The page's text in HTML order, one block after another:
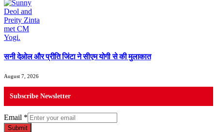
सनी देओल और प्रीति जिंटा ने सीएम योगी से की मुलाकात
August 7, 2026
Subscribe Newsletter
Email *
Submit